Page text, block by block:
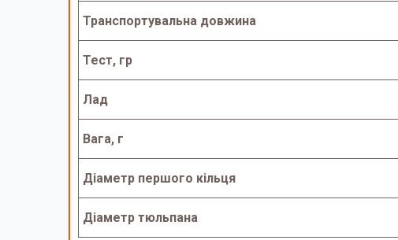
Транспортувальна довжина
Тест, гр
Лад
Вага, г
Діаметр першого кільця
Діаметр тюльпана